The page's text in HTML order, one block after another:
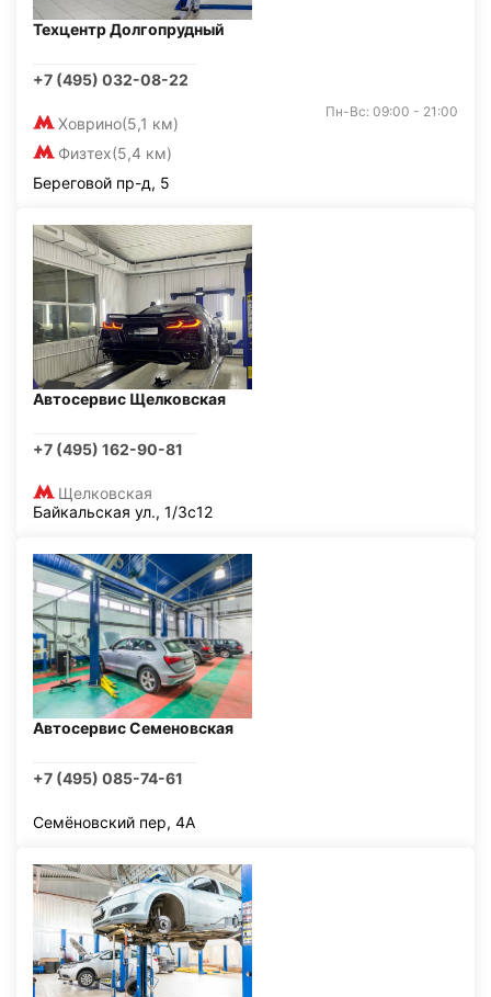
Техцентр Долгопрудный
+7 (495) 032-08-22
Ховрино(5,1 км)
Физтех(5,4 км)
Пн-Вс: 09:00 - 21:00
Береговой пр-д, 5
Автосервис Щелковская
+7 (495) 162-90-81
Щелковская
Байкальская ул., 1/3с12
Автосервис Семеновская
+7 (495) 085-74-61
Семёновский пер, 4А